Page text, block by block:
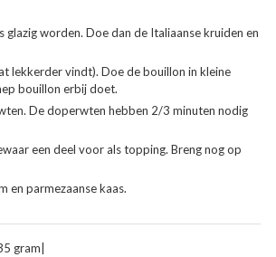
worden. Doe dan de Italiaanse kruiden en
lekkerder vindt). Doe de bouillon in kleine
bouillon erbij doet.
De doperwten hebben 2/3 minuten nodig
een deel voor als topping. Breng nog op
en parmezaanse kaas.
gram|